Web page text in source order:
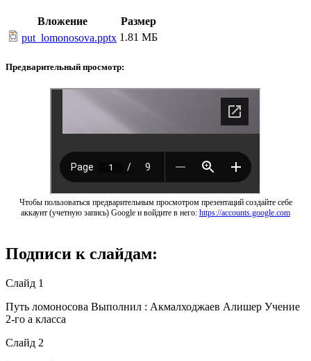
Вложение
Размер
put_lomonosova.pptx 1.81 МБ
Предварительный просмотр:
Чтобы пользоваться предварительным просмотром презентаций создайте себе
аккаунт (учетную запись) Google и войдите в него: https://accounts.google.com
Подписи к слайдам:
Слайд 1
Путь ломоносова Выполнил : Акмалходжаев Алишер Учение
2-го а класса
Слайд 2